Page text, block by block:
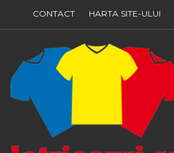
CONTACT HARTA SITE-ULUI